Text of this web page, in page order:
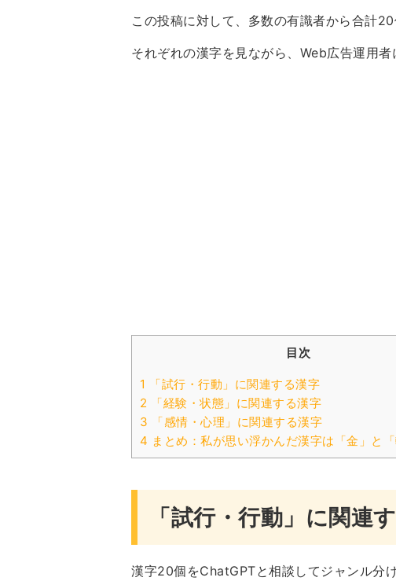
この投稿に対して、多数の有識者から合計
それぞれの漢字を見ながら、Web広告運用者
目次
1 「試行・行動」に関連する漢字
2 「経験・状態」に関連する漢字
3 「感情・心理」に関連する漢字
4 まとめ：私が思い浮かんだ漢字は「金」と
「試行・行動」に関連
漢字20個をChatGPTと相談してジャンル分け